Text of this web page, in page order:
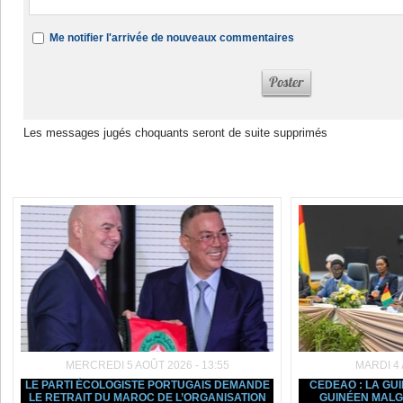
Me notifier l'arrivée de nouveaux commentaires
Les messages jugés choquants seront de suite supprimés
MERCREDI 5 AOÛT 2026 - 13:55
LE PARTI ÉCOLOGISTE PORTUGAIS DEMANDE
LE RETRAIT DU MAROC DE L’ORGANISATION
MARDI 4
CEDEAO : LA
GUINÉEN